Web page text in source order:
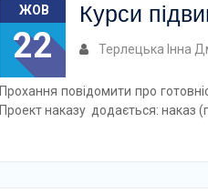
ЖОВ
22
Курси
Терлецька Інна
Прохання повідомити про
Проект наказу додається: наказ